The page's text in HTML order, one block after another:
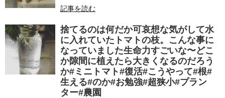
記事を読む
捨てるのは何だか可哀想な気がして水
に入れていたトマトの枝。こんな事に
なっていました生命力すごいな〜どこ
か隙間に植えたら大きくなるのだろう
か#ミニトマト#復活#こうやって#根#
生える#のか#お勉強#超狭小#プラン
ター#農園